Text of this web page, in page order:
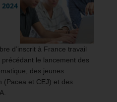
2024
d’inscrit à France travail
le lancement des
des jeunes
(Pacea et CEJ) et des